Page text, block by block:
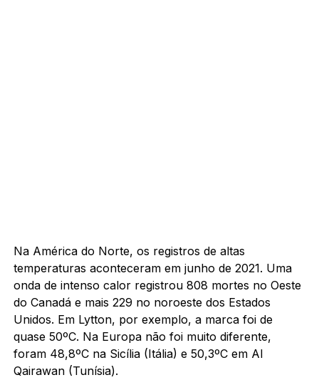
Na América do Norte, os registros de altas
temperaturas aconteceram em junho de 2021. Uma
onda de intenso calor registrou 808 mortes no Oeste
do Canadá e mais 229 no noroeste dos Estados
Unidos. Em Lytton, por exemplo, a marca foi de
quase 50ºC. Na Europa não foi muito diferente,
foram 48,8ºC na Sicília (Itália) e 50,3ºC em Al
Qairawan (Tunísia).